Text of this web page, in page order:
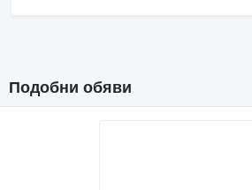
Подобни обяви